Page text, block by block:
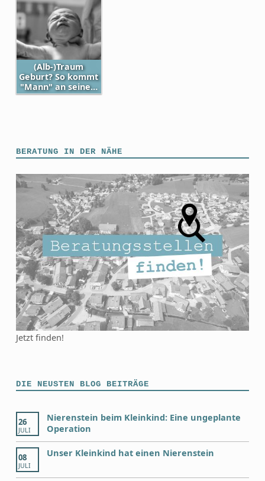
(Alb-)Traum
Geburt? So kommt
"Mann" an seine…
BERATUNG IN DER NÄHE
Jetzt finden!
DIE NEUSTEN BLOG BEITRÄGE
26
JULI
Nierenstein beim Kleinkind: Eine ungeplante
Operation
08
JULI
Unser Kleinkind hat einen Nierenstein